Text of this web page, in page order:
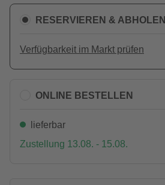
RESERVIEREN & ABHOLEN
Verfügbarkeit im Markt prüfen
ONLINE BESTELLEN
lieferbar
Zustellung 13.08. - 15.08.